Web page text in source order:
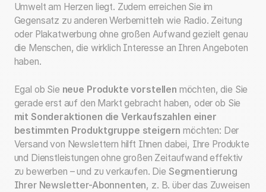
Umwelt am Herzen liegt. Zudem erreichen Sie im
Gegensatz zu anderen Werbemitteln wie Radio. Zeitung
oder Plakatwerbung ohne großen Aufwand gezielt genau
die Menschen, die wirklich Interesse an Ihren Angeboten
haben.
Egal ob Sie neue Produkte vorstellen möchten, die Sie
gerade erst auf den Markt gebracht haben, oder ob Sie
mit Sonderaktionen die Verkaufszahlen einer
bestimmten Produktgruppe steigern möchten: Der
Versand von Newslettern hilft Ihnen dabei, Ihre Produkte
und Dienstleistungen ohne großen Zeitaufwand effektiv
zu bewerben – und zu verkaufen. Die Segmentierung
Ihrer Newsletter-Abonnenten, z. B. über das Zuweisen